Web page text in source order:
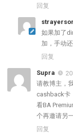
回复
如果加了
加，手动
回复
Supra
请教博主，
cashback卡
看BA
个再邀请另
回复